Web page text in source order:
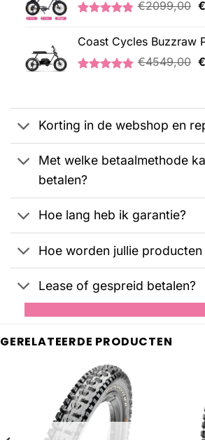
4.76
op 5
gebaseerd
op
klantbeoordelingen
€2099,00 €
Coast Cycles Buzzraw
klantbeoordeling
€4549,00 €
Korting in de webshop en
Met welke betaalmethode
betalen?
Hoe lang heb ik garantie?
Hoe worden jullie
Lease of gespreid betalen?
GERELATEERDE PRODUCTEN